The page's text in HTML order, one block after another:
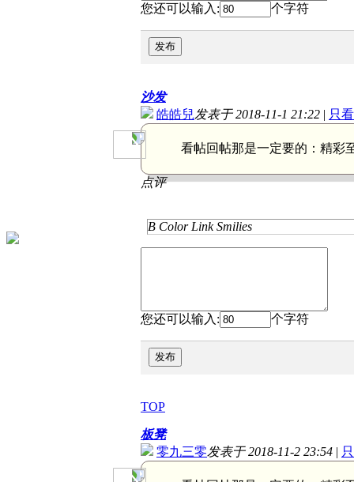
您还可以输入: 个字符
发布
沙发
皓皓兒发表于 2018-11-1 21:22 | 只
看帖回帖那是一定要的： 精彩
点评
B Color Link Smilies
您还可以输入: 个字符
发布
TOP
板凳
零九三零发表于 2018-11-2 23:54 |